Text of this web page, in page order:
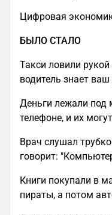
Цифровая
БЫЛО СТАЛО
Такси ловили
водитель знает ваш
Деньги лежали под
телефоне, и их
Врач слушал
говорит:
Книги покупали в
пираты, а потом